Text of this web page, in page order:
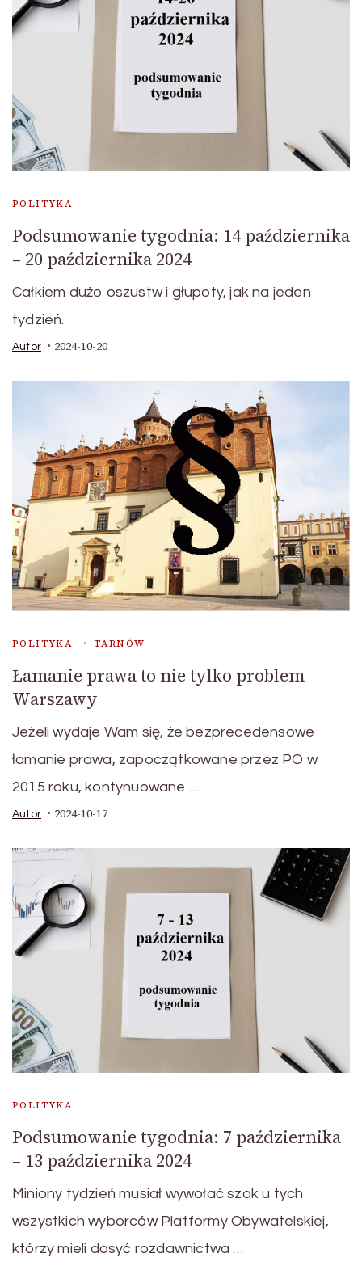
POLITYKA
Podsumowanie tygodnia: 14 października
– 20 października 2024
Całkiem dużo oszustw i głupoty, jak na jeden
tydzień.
Autor 2024-10-20
POLITYKA TARNÓW
Łamanie prawa to nie tylko problem
Warszawy
Jeżeli wydaje Wam się, że bezprecedensowe
łamanie prawa, zapoczątkowane przez PO w
2015 roku, kontynuowane …
Autor 2024-10-17
POLITYKA
Podsumowanie tygodnia: 7 października
– 13 października 2024
Miniony tydzień musiał wywołać szok u tych
wszystkich wyborców Platformy Obywatelskiej,
którzy mieli dosyć rozdawnictwa …